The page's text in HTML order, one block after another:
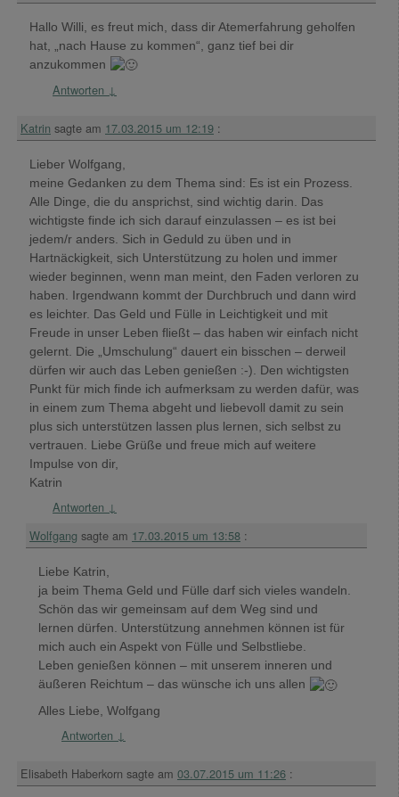
Hallo Willi, es freut mich, dass dir Atemerfahrung geholfen
hat, „nach Hause zu kommen“, ganz tief bei dir
anzukommen
Antworten ↓
Katrin sagte am 17.03.2015 um 12:19 :
Lieber Wolfgang,
meine Gedanken zu dem Thema sind: Es ist ein Prozess.
Alle Dinge, die du ansprichst, sind wichtig darin. Das
wichtigste finde ich sich darauf einzulassen – es ist bei
jedem/r anders. Sich in Geduld zu üben und in
Hartnäckigkeit, sich Unterstützung zu holen und immer
wieder beginnen, wenn man meint, den Faden verloren zu
haben. Irgendwann kommt der Durchbruch und dann wird
es leichter. Das Geld und Fülle in Leichtigkeit und mit
Freude in unser Leben fließt – das haben wir einfach nicht
gelernt. Die „Umschulung“ dauert ein bisschen – derweil
dürfen wir auch das Leben genießen :-). Den wichtigsten
Punkt für mich finde ich aufmerksam zu werden dafür, was
in einem zum Thema abgeht und liebevoll damit zu sein
plus sich unterstützen lassen plus lernen, sich selbst zu
vertrauen. Liebe Grüße und freue mich auf weitere
Impulse von dir,
Katrin
Antworten ↓
Wolfgang sagte am 17.03.2015 um 13:58 :
Liebe Katrin,
ja beim Thema Geld und Fülle darf sich vieles wandeln.
Schön das wir gemeinsam auf dem Weg sind und
lernen dürfen. Unterstützung annehmen können ist für
mich auch ein Aspekt von Fülle und Selbstliebe.
Leben genießen können – mit unserem inneren und
äußeren Reichtum – das wünsche ich uns allen
Alles Liebe, Wolfgang
Antworten ↓
Elisabeth Haberkorn sagte am 03.07.2015 um 11:26 :